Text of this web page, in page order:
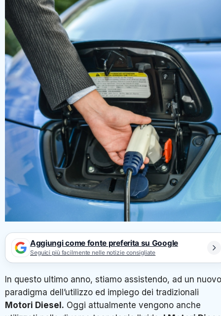
Aggiungi come fonte preferita su Google
Seguici più facilmente nelle notizie consigliate
In questo ultimo anno, stiamo assistendo, ad un nuovo
paradigma dell’utilizzo ed impiego dei tradizionali
Motori Diesel. Oggi attualmente vengono anche